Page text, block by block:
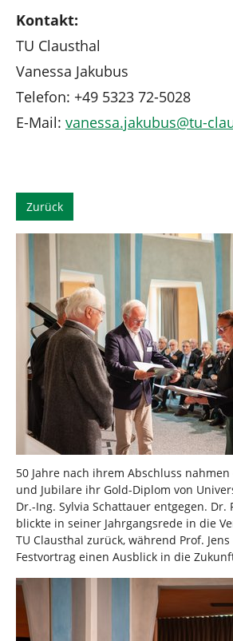
Kontakt:
TU Clausthal
Vanessa Jakubus
Telefon: +49 5323 72-5028
E-Mail: vanessa.jakubus@tu-
Zurück
50 Jahre nach ihrem Abschluss
und Jubilare ihr Gold-Diplom von
Dr.-Ing. Sylvia Schattauer entgegen. Dr.
blickte in seiner Jahrgangsrede in die
TU Clausthal zurück, während Prof.
Festvortrag einen Ausblick in die